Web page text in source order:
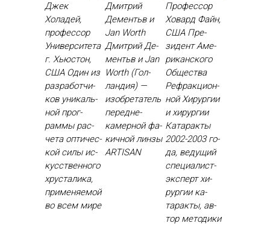
Джек
Холадей,
профессор
Университета
г. Хьюстон,
США Один из
раз­ра­бот­чи­
ков уни­каль­
ной прог­
раммы рас­
че­та оп­ти­чес­
кой си­лы ис­
кусс­твен­но­го
хрус­та­лика,
при­меня­емой
во всем ми­ре
Дмитрий
Дементьв и
Jan Worth
Дмит­рий Де­
ментьв и Jan
Worth (Гол­
ландия) —
изоб­ре­татель
пе­ред­не­
камер­ной фа­
кич­ной лин­зы
ARTISAN
Профессор
Ховард Файн,
США Пре­
зидент Аме­
рикан­ско­го
Об­щес­тва
Реф­ракци­он­
ной Хи­рур­гии
и хи­рур­гии
Ка­тарак­ты
2002-2003 го­
да, ве­дущий
спе­ци­алист-
эк­сперт хи­
рур­гии ка­
тарак­ты, ав­
тор ме­тоди­ки